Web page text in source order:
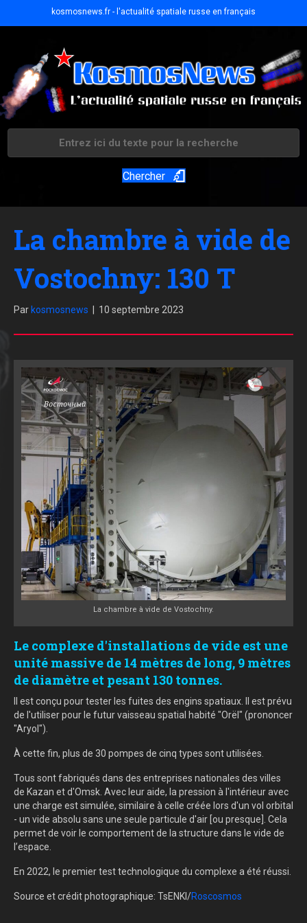
kosmosnews.fr - l'actualité spatiale russe en français
Chercher
La chambre à vide de
Vostochny: 130 T
Par kosmosnews 10 septembre 2023
La chambre à vide de Vostochny.
Le complexe d'installations de vide est une
unité massive de 14 mètres de long, 9 mètres
de diamètre et pesant 130 tonnes.
Il est conçu pour tester les fuites des engins spatiaux. Il est prévu
de l'utiliser pour le futur vaisseau spatial habité "Orël" (prononcer
"Aryol").
À cette fin, plus de 30 pompes de cinq types sont utilisées.
Tous sont fabriqués dans des entreprises nationales des villes
de Kazan et d'Omsk. Avec leur aide, la pression à l'intérieur avec
une charge est simulée, similaire à celle créée lors d'un vol orbital
- un vide absolu sans une seule particule d'air [ou presque]. Cela
permet de voir le comportement de la structure dans le vide de
l’espace.
En 2022, le premier test technologique du complexe a été réussi.
Source et crédit photographique: TsENKI/Roscosmos